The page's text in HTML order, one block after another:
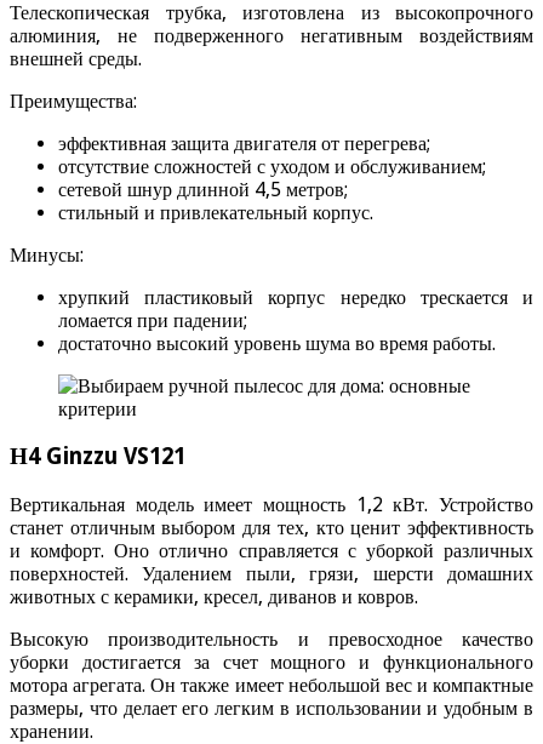
Телескопическая трубка, изготовлена из высокопрочного
алюминия, не подверженного негативным воздействиям
внешней среды.
Преимущества:
эффективная защита двигателя от перегрева;
отсутствие сложностей с уходом и обслуживанием;
сетевой шнур длинной 4,5 метров;
стильный и привлекательный корпус.
Минусы:
хрупкий пластиковый корпус нередко трескается и
ломается при падении;
достаточно высокий уровень шума во время работы.
Н4 Ginzzu VS121
Вертикальная модель имеет мощность 1,2 кВт. Устройство
станет отличным выбором для тех, кто ценит эффективность
и комфорт. Оно отлично справляется с уборкой различных
поверхностей. Удалением пыли, грязи, шерсти домашних
животных с керамики, кресел, диванов и ковров.
Высокую производительность и превосходное качество
уборки достигается за счет мощного и функционального
мотора агрегата. Он также имеет небольшой вес и компактные
размеры, что делает его легким в использовании и удобным в
хранении.